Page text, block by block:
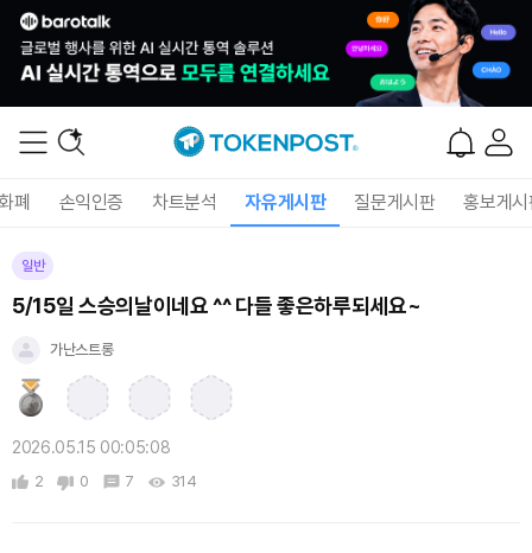
폐 손익인증 차트분석 자유게시판 질문게시판 홍보게시
일반
5/15일 스승의날이네요 ^^ 다들 좋은하루되세요~
가난스트롱
2026.05.15 00:05:08
2 0 7 314